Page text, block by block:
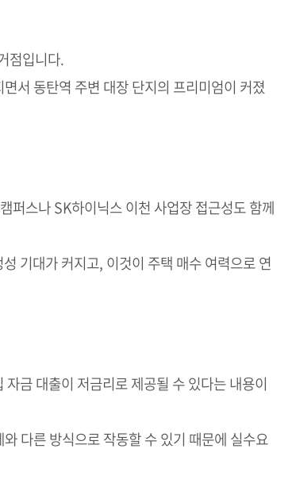
점입니다.
서 동탄역 주변 대장 단지의 프리미엄이 커졌
퍼스나 SK하이닉스 이천 사업장 접근성도 함께
기대가 커지고, 이것이 주택 매수 여력으로 연
금 대출이 저금리로 제공될 수 있다는 내용이
다른 방식으로 작동할 수 있기 때문에 실수요